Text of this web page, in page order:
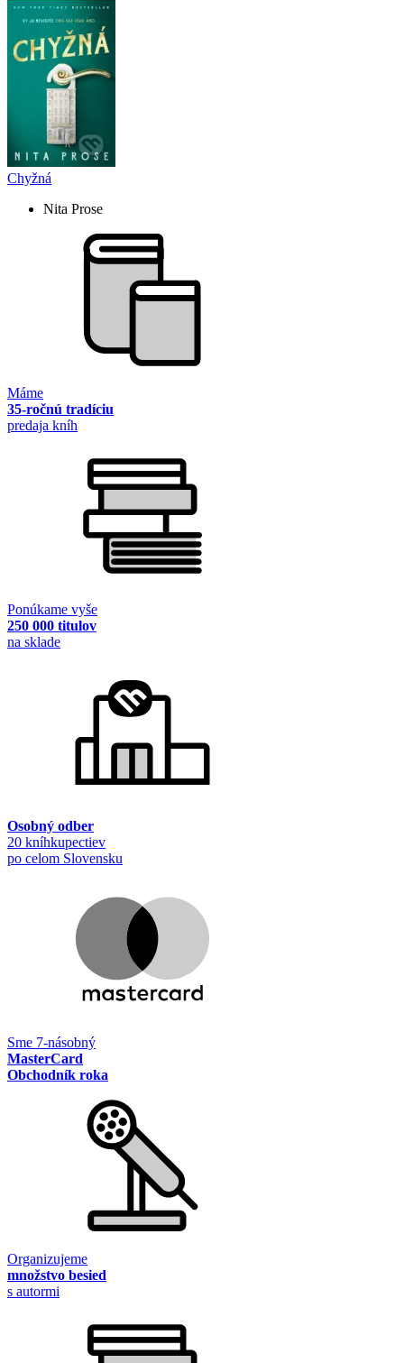
Chyžná
Nita Prose
Máme
35-ročnú tradíciu
predaja kníh
Ponúkame vyše
250 000 titulov
na sklade
Osobný odber
20 kníhkupectiev
po celom Slovensku
Sme 7-násobný
MasterCard
Obchodník roka
Organizujeme
množstvo besied
s autormi